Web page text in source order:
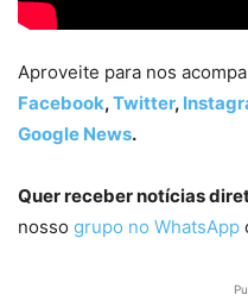
Aproveite para nos
Facebook,Twitter,
Google News.
Quer receber notícias
nosso grupo no WhatsApp